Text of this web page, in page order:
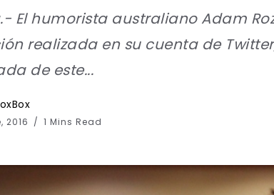
El humorista australiano Adam
realizada en su cuenta de
de este...
2016 1 Mins Read